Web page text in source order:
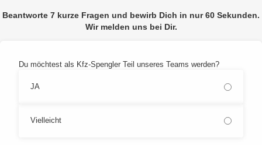
Beantworte 7 kurze Fragen und bewirb Dich in nur 60 Sekunden.
Wir melden uns bei Dir.
Du möchtest als Kfz-Spengler Teil unseres Teams werden?
JA
Vielleicht